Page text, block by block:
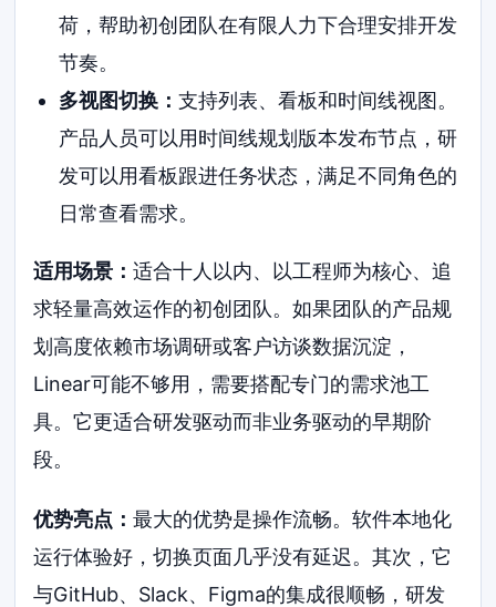
荷，帮助初创团队在有限人力下合理安排开发
节奏。
多视图切换： 支持列表、看板和时间线视图。
产品人员可以用时间线规划版本发布节点，研
发可以用看板跟进任务状态，满足不同角色的
日常查看需求。
适用场景：适合十人以内、以工程师为核心、追
求轻量高效运作的初创团队。如果团队的产品规
划高度依赖市场调研或客户访谈数据沉淀，
Linear可能不够用，需要搭配专门的需求池工
具。它更适合研发驱动而非业务驱动的早期阶
段。
优势亮点：最大的优势是操作流畅。软件本地化
运行体验好，切换页面几乎没有延迟。其次，它
与GitHub、Slack、Figma的集成很顺畅，研发